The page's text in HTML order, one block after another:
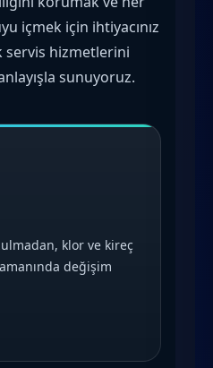
içmek için ihtiyacınız
hizmetlerini
sunuyoruz.
klor ve kireç
değişim